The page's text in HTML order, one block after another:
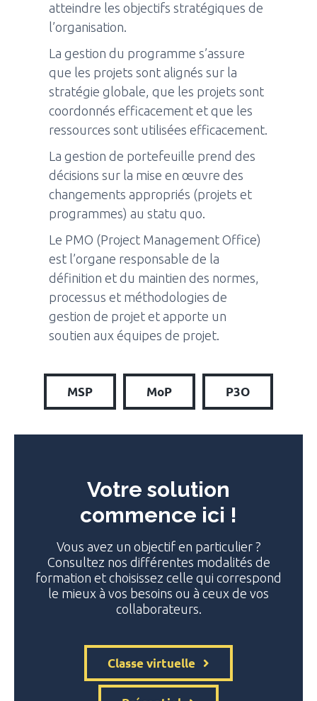
atteindre les objectifs stratégiques de
l’organisation.
La gestion du programme s’assure
que les projets sont alignés sur la
stratégie globale, que les projets sont
coordonnés efficacement et que les
ressources sont utilisées efficacement.
La gestion de portefeuille prend des
décisions sur la mise en œuvre des
changements appropriés (projets et
programmes) au statu quo.
Le PMO (Project Management Office)
est l’organe responsable de la
définition et du maintien des normes,
processus et méthodologies de
gestion de projet et apporte un
soutien aux équipes de projet.
MSP MoP P3O
Votre solution
commence ici !
Vous avez un objectif en particulier ?
Consultez nos différentes modalités de
formation et choisissez celle qui correspond
le mieux à vos besoins ou à ceux de vos
collaborateurs.
Classe virtuelle